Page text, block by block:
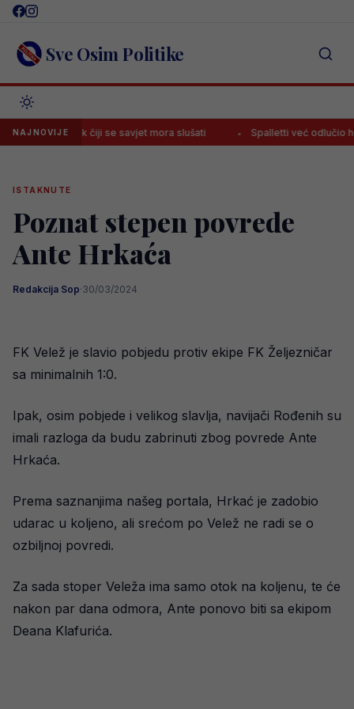
Skip
content Sve Osim Politike
NAJNOVIJE
čovjek čiji se savjet mora slušati Spalletti već odlučio hoće li
ISTAKNUTE
Poznat stepen povrede
Ante Hrkaća
Redakcija Sop·30/03/2024
FK Velež je slavio pobjedu protiv ekipe FK Željezničar
sa minimalnih 1:0.
Ipak, osim pobjede i velikog slavlja, navijači Rođenih su
imali razloga da budu zabrinuti zbog povrede Ante
Hrkaća.
Prema saznanjima našeg portala, Hrkać je zadobio
udarac u koljeno, ali srećom po Velež ne radi se o
ozbiljnoj povredi.
Za sada stoper Veleža ima samo otok na koljenu, te će
nakon par dana odmora, Ante ponovo biti sa ekipom
Deana Klafurića.